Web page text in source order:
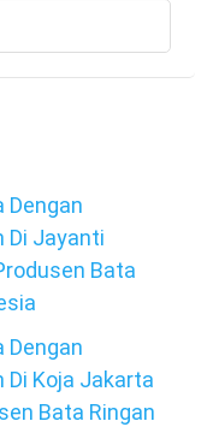
Dengan
Di Jayanti
Bata
Dengan
Koja Jakarta
Bata Ringan